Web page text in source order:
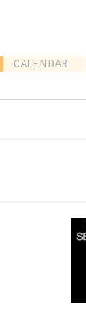
CALENDAR